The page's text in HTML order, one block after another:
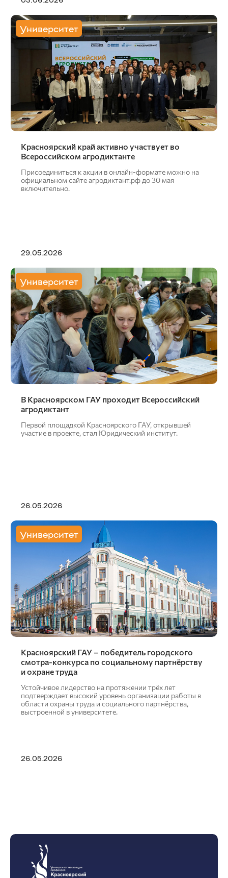
Университет
Красноярский край активно участвует во
Всероссийском агродиктанте
Присоединиться к акции в онлайн-формате можно на
официальном сайте агродиктант.рф до 30 мая
включительно.
29.05.2026
Университет
В Красноярском ГАУ проходит Всероссийский
агродиктант
Первой площадкой Красноярского ГАУ, открывшей
участие в проекте, стал Юридический институт.
26.05.2026
Университет
Красноярский ГАУ – победитель городского
смотра-конкурса по социальному партнёрству
и охране труда
Устойчивое лидерство на протяжении трёх лет
подтверждает высокий уровень организации работы в
области охраны труда и социального партнёрства,
выстроенной в университете.
26.05.2026